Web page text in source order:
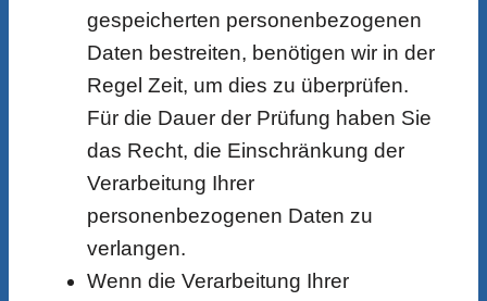
gespeicherten personenbezogenen
Daten bestreiten, benötigen wir in der
Regel Zeit, um dies zu überprüfen.
Für die Dauer der Prüfung haben Sie
das Recht, die Einschränkung der
Verarbeitung Ihrer
personenbezogenen Daten zu
verlangen.
Wenn die Verarbeitung Ihrer